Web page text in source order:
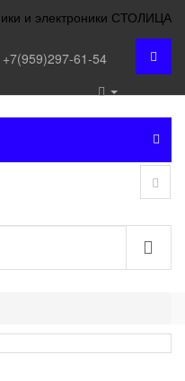
+7(959)297-61-54